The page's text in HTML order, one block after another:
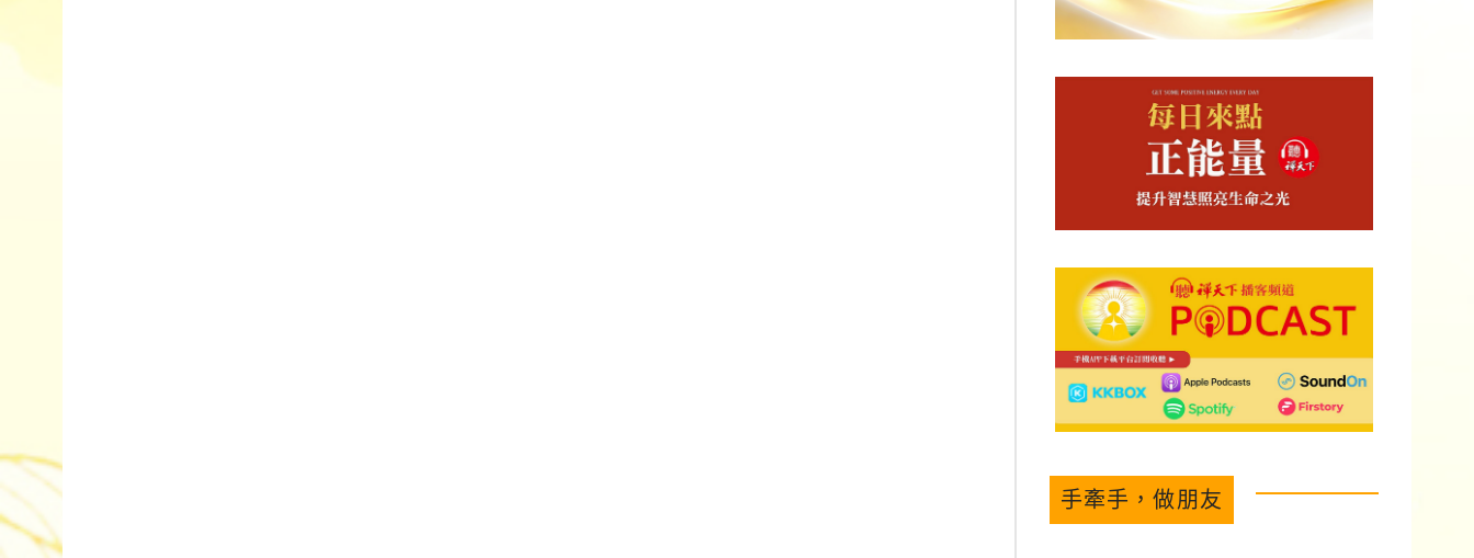
手牽手，做朋友